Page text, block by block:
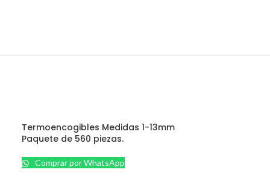
Termoencogibles Medidas 1-13mm
Paquete de 560 piezas.
Comprar por WhatsApp